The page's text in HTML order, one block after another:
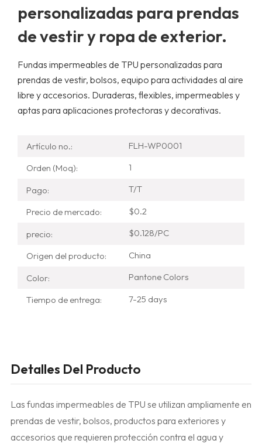
personalizadas para prendas
de vestir y ropa de exterior.
Fundas impermeables de TPU personalizadas para
prendas de vestir, bolsos, equipo para actividades al aire
libre y accesorios. Duraderas, flexibles, impermeables y
aptas para aplicaciones protectoras y decorativas.
Artículo no.: FLH-WP0001
Orden (Moq): 1
Pago: T/T
Precio de mercado: $0.2
precio: $0.128/PC
Origen del producto: China
Color: Pantone Colors
Tiempo de entrega: 7-25 days
Detalles Del Producto
Las fundas impermeables de TPU se utilizan ampliamente en
prendas de vestir, bolsos, productos para exteriores y
accesorios que requieren protección contra el agua y